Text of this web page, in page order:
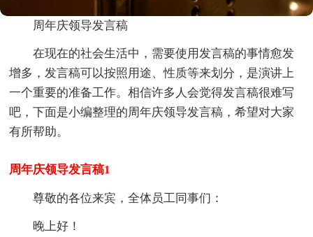
周年庆领导发言稿
在现在的社会生活中，需要使用发言稿的事情愈发
增多，发言稿可以按照用途、性质等来划分，是演讲上
一个重要的准备工作。相信许多人会觉得发言稿很难写
吧，下面是小编整理的周年庆领导发言稿，希望对大家
有所帮助。
周年庆领导发言稿1
尊敬的各位来宾，全体员工同事们：
晚上好！